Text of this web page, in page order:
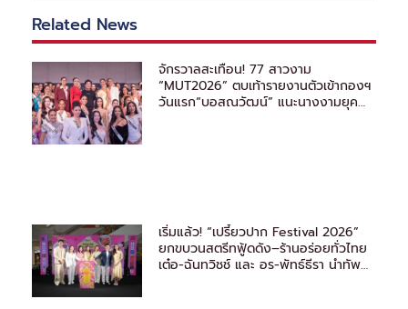
Related News
จักรวาลสะเทือน! 77 สาวงาม
“MUT2026” ตบเท้ารายงานตัวเข้ากองฯ
วันแรก“บอสณวัฒน์” แนะนางงามยุค
เริ่มแล้ว! “เปรี้ยวปาก Festival 2026”
ยกขบวนสตรีทฟู้ดดัง–ร้านอร่อยทั่วไทย
เต๋อ-ฉันทวิชช์ และ อร-พัทธ์ธีรา นำทัพ